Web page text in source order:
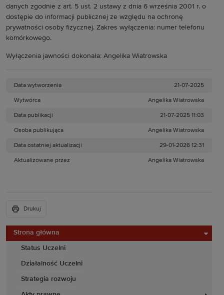
Strona główna
Status Uczelni
Działalność Uczelni
Strategia rozwoju
danych zgodnie z art. 5 ust. 2 ustawy z dnia 6 września 2001 r. o
dostępie do informacji publicznej ze względu na ochronę
prywatności osoby fizycznej. Zakres wyłączenia: numer telefonu
komórkowego.
Wyłączenia jawności dokonała: Angelika Wiatrowska
Data wytworzenia 21-07-2025
Wytwórca Angelika Wiatrowska
Data publikacji 21-07-2025 11:03
Osoba publikująca Angelika Wiatrowska
Data ostatniej aktualizacji 29-01-2026 12:31
Aktualizowane przez Angelika Wiatrowska
Drukuj